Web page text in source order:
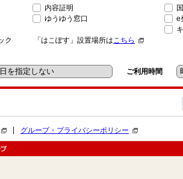
ク
内容証明
ゆうゆう窓口
「はこぽす」設置場所はこちら
e
ご利用時間
グループ・プライバシーポリシー